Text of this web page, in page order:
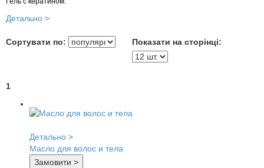
Детально >
Сортувати по: Показати на сторінці:
1
Детально >
Масло для волос и тела
Замовити >